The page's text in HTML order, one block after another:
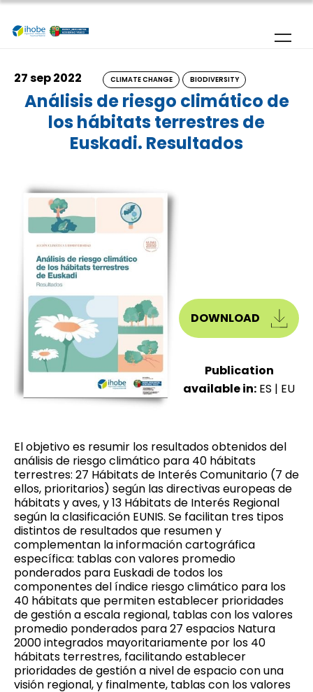
Skip to main content
27 sep 2022 CLIMATE CHANGE BIODIVERSITY
Análisis de riesgo climático de
los hábitats terrestres de
Euskadi. Resultados
DOWNLOAD
Publication
available in: ES | EU
El objetivo es resumir los resultados obtenidos del
análisis de riesgo climático para 40 hábitats
terrestres: 27 Hábitats de Interés Comunitario (7 de
ellos, prioritarios) según las directivas europeas de
hábitats y aves, y 13 Hábitats de Interés Regional
según la clasificación EUNIS. Se facilitan tres tipos
distintos de resultados que resumen y
complementan la información cartográfica
específica: tablas con valores promedio
ponderados para Euskadi de todos los
componentes del índice riesgo climático para los
40 hábitats que permiten establecer prioridades
de gestión a escala regional, tablas con los valores
promedio ponderados para 27 espacios Natura
2000 integrados mayoritariamente por los 40
hábitats terrestres, facilitando establecer
prioridades de gestión a nivel de espacio con una
visión regional, y finalmente, tablas con los valores